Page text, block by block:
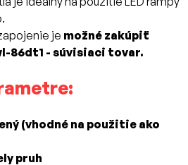
je možné zakúpiť
86dt1 - súvisiaci tovar.
(vhodné na použitie ako
pruh